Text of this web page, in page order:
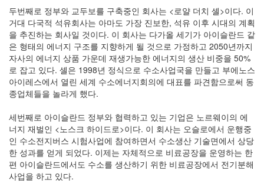
두번째로 정부와 교두보를 구축중인 회사는 <로얄 더치 셸>이다. 이
거대 다국적 석유회사는 아마도 가장 진보한, 석유 이후 시대의 계획
을 추진하는 회사일 것이다. 이 회사는 다가올 세기가 아이슬란드 같
은 형태의 에너지 구조를 지향하게 될 것으로 가정하고 2050년까지
자사의 에너지 상품 가운데 재생가능한 에너지의 생산 비중을 50%
로 잡고 있다. 셸은 1998년 정식으로 수소사업국을 만들고 부에노스
아이레스에서 열린 세계 수소에너지회의에 대표를 파견함으로써 동
종업체들을 놀라게 했다.
세번째로 아이슬란드 정부와 협력하고 있는 기업은 노르웨이의 에
너지 재벌인 <노스크 하이드로>이다. 이 회사는 오슬로에서 운행중
인 수소전지버스 시험사업에 참여하면서 수소생산 기술면에서 상당
한 성과를 얻게 되었다. 이제는 자체적으로 비료공장을 운영하는 한
편 아이슬란드에서도 수소를 생산하기 위한 비료공장에서 전기분해
사업을 하고 있다.